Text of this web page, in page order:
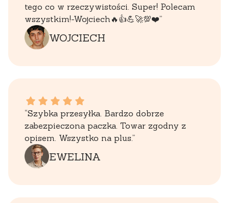
tego co w rzeczywistości. Super! Polecam
wszystkim!-Wojciech🔥👍️💪🚀💯❤️”
WOJCIECH
EWELINA dał ocenę: 5
“Szybka przesyłka. Bardzo dobrze
zabezpieczona paczka. Towar zgodny z
opisem. Wszystko na plus.”
EWELINA